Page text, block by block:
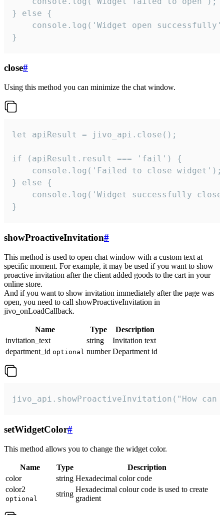
} else {
console.log('Widget open
}
close#
Using this method you can minimize the chat window.
let apiResult = jivo_api.close();
if (apiResult.result === 'fail') {
    console.log('Failed to close widget');
} else {
console.log('Widget successfully
}
showProactiveInvitation#
This method is used to open chat window with a custom text at
specific moment. For example, it may be used if you want to show
proactive invitation after the client added goods to the cart in your
online store.
And if you want to show invitation immediately after the page was
open, you need to call showProactiveInvitation in
jivo_onLoadCallback.
Name Type
Description
invitation_text
string
Invitation text
department_id optional number Department id
jivo_api.showProactiveInvitation("How
setWidgetColor#
This method allows you to change the widget color.
Name Type
Description
color
string Hexadecimal color code
color2
optional
string
Hexadecimal colour code is used to create
gradient